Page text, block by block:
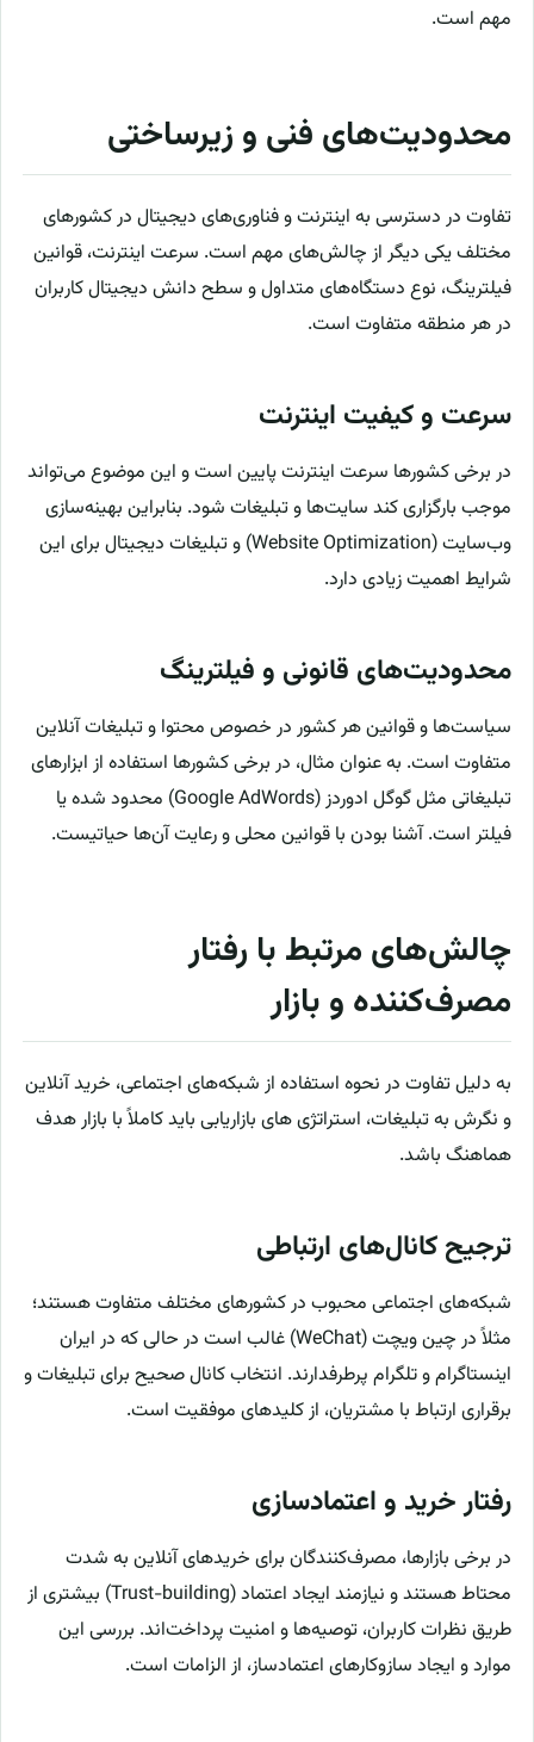
مهم است.
محدودیت‌های فنی و زیرساختی
تفاوت در دسترسی به اینترنت و فناوری‌های دیجیتال در کشورهای
مختلف یکی دیگر از چالش‌های مهم است. سرعت اینترنت، قوانین
فیلترینگ، نوع دستگاه‌های متداول و سطح دانش دیجیتال کاربران
در هر منطقه متفاوت است.
سرعت و کیفیت اینترنت
در برخی کشورها سرعت اینترنت پایین است و این موضوع می‌تواند
موجب بارگزاری کند سایت‌ها و تبلیغات شود. بنابراین بهینه‌سازی
وب‌سایت (Website Optimization) و تبلیغات دیجیتال برای این
شرایط اهمیت زیادی دارد.
محدودیت‌های قانونی و فیلترینگ
سیاست‌ها و قوانین هر کشور در خصوص محتوا و تبلیغات آنلاین
متفاوت است. به عنوان مثال، در برخی کشورها استفاده از ابزارهای
تبلیغاتی مثل گوگل ادوردز (Google AdWords) محدود شده یا
فیلتر است. آشنا بودن با قوانین محلی و رعایت آن‌ها حیاتیست.
چالش‌های مرتبط با رفتار
مصرف‌کننده و بازار
به دلیل تفاوت در نحوه استفاده از شبکه‌های اجتماعی، خرید آنلاین
و نگرش به تبلیغات، استراتژی های بازاریابی باید کاملاً با بازار هدف
هماهنگ باشد.
ترجیح کانال‌های ارتباطی
شبکه‌های اجتماعی محبوب در کشورهای مختلف متفاوت هستند؛
مثلاً در چین ویچت (WeChat) غالب است در حالی که در ایران
اینستاگرام و تلگرام پرطرفدارند. انتخاب کانال صحیح برای تبلیغات و
برقراری ارتباط با مشتریان، از کلیدهای موفقیت است.
رفتار خرید و اعتمادسازی
در برخی بازارها، مصرف‌کنندگان برای خریدهای آنلاین به شدت
محتاط هستند و نیازمند ایجاد اعتماد (Trust-building) بیشتری از
طریق نظرات کاربران، توصیه‌ها و امنیت پرداخت‌اند. بررسی این
موارد و ایجاد سازوکارهای اعتمادساز، از الزامات است.